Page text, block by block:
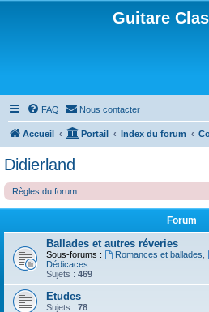
Guitare
FAQ Nous contacter
Accueil Portail Index du forum
Didierland
Règles du forum
Forum
Ballades et autres réveries
Sous-forums : Romances et ballades
Dédicaces
Sujets : 469
Etudes
Sujets : 78